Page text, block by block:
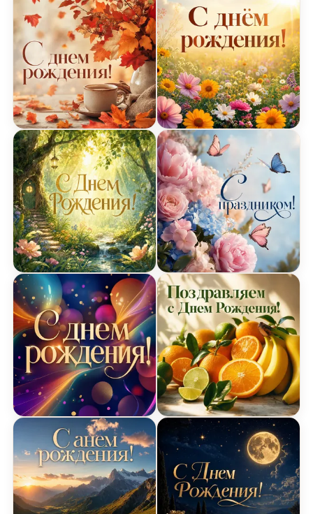
Открытка с осенними листьями на День
Открытка с лесом на День Рождения
Открытка с радужными огоньками на День
Открытка с солнечными
Открытка с бабочками
Открытка с фруктами